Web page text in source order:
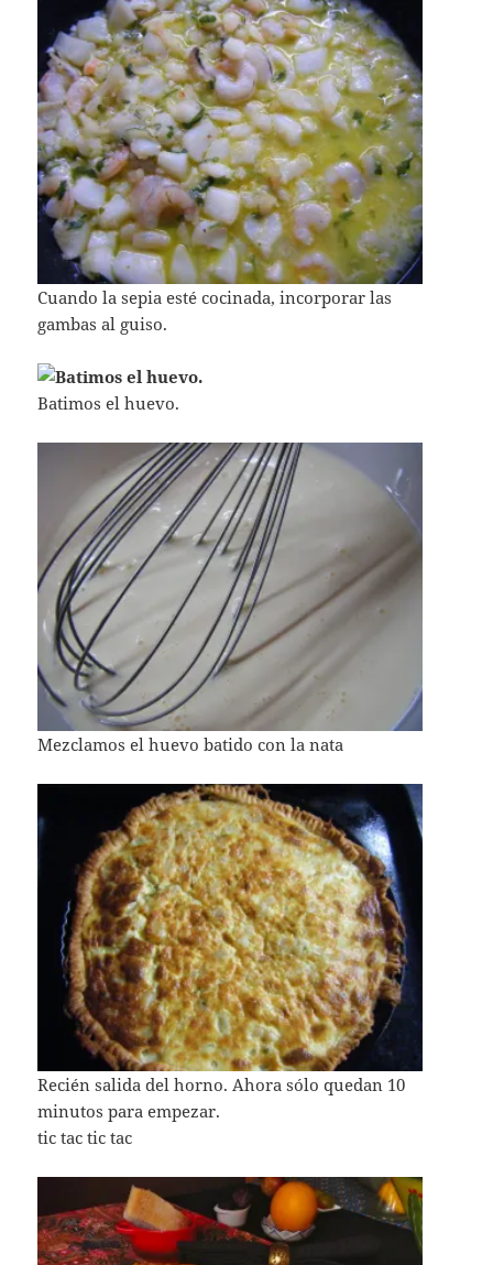
Cuando la sepia esté cocinada, incorporar las
gambas al guiso.
Batimos el huevo.
Mezclamos el huevo batido con la nata
Recién salida del horno. Ahora sólo quedan 10
minutos para empezar.
tic tac tic tac